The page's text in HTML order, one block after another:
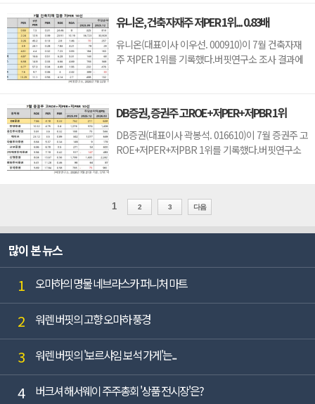
를 이었다.인크로스는 지난 1분기 매출액 105억원,
영업이익 15억원으로 전년동기대비 매출액은 2.9%
증가, 영업이익은 25% 감소했다(K-...
유니온, 건축자재주 저PER 1위... 0.83배
유니온(대표이사 이우선. 000910)이 7월 건축자재
주 저PER 1위를 기록했다.버핏연구소 조사 결과에
1분기 매출액 452억원, 영업손실 7억원으로 전년동
기대비 매출액은 10.3% 감소, 영업이익은 17억원
감소하며 적...
DB증권, 증권주 고ROE+저PER+저PBR 1위
DB증권(대표이사 곽봉석. 016610)이 7월 증권주 고
ROE+저PER+저PBR 1위를 기록했다.버핏연구소
다.DB증권은 지난 1분기 매출액 1조752억원, 영업
1 2 3 다음
많이 본 뉴스
1 오마하의 명물 네브라스카 퍼니처 마트
2 워렌 버핏의 고향 오마하 풍경
3 워렌 버핏의 '보르샤임 보석 가게'는...
4 버크셔 해서웨이 주주총회 '상품 전시장'은?